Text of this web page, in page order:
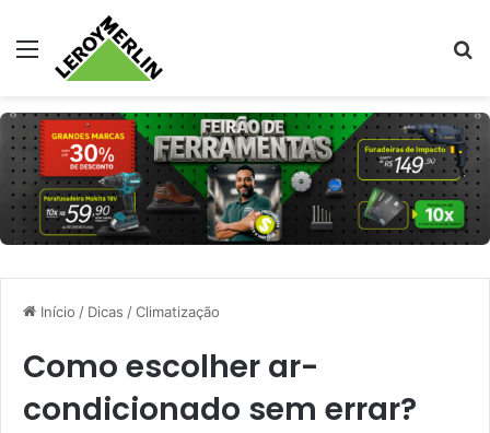
Menu
Início / Dicas /Climatização
Como escolher ar-
condicionado sem errar?